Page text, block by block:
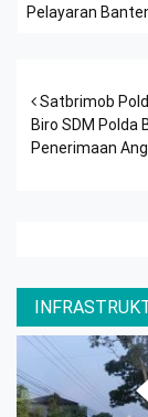
Pelayaran
Post
Satbrimob
Biro SDM
Penerimaan